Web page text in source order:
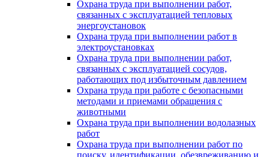
Охрана труда при выполнении работ,
связанных с эксплуатацией тепловых
энергоустановок
Охрана труда при выполнении работ в
электроустановках
Охрана труда при выполнении работ,
связанных с эксплуатацией сосудов,
работающих под избыточным давлением
Охрана труда при работе с безопасными
методами и приемами обращения с
животными
Охрана труда при выполнении водолазных
работ
Охрана труда при выполнении работ по
поиску, идентификации, обезвреживанию и